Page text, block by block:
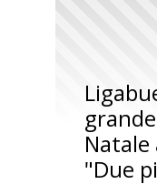
Natale
"Due